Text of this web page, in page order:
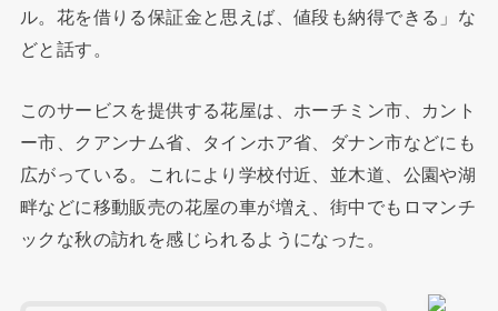
ル。花を借りる保証金と思えば、値段も納得できる」な
どと話す。
このサービスを提供する花屋は、ホーチミン市、カント
ー市、クアンナム省、タインホア省、ダナン市などにも
広がっている。これにより学校付近、並木道、公園や湖
畔などに移動販売の花屋の車が増え、街中でもロマンチ
ックな秋の訪れを感じられるようになった。